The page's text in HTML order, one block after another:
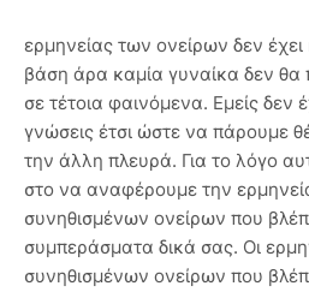
ερμηνείας των ονείρων δεν έχει
βάση άρα καμία γυναίκα δεν θα
σε τέτοια φαινόμενα. Εμείς δεν
γνώσεις έτσι ώστε να πάρουμε
την άλλη πλευρά. Για το λόγο
στο να αναφέρουμε την
συνηθισμένων ονείρων που
συμπεράσματα δικά σας. Οι
συνηθισμένων ονείρων που